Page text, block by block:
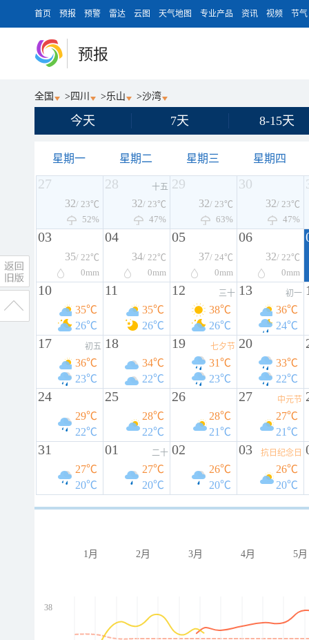
首页 预报 预警 雷达 云图 天气地图 专业产品 资讯 视频 节气
预报
全国 > 四川 >乐山 >沙湾
今天 7天 8-15天
星期一 星期二 星期三 星期四
27
32/ 23℃
52%
28 十五
32/ 23℃
47%
29
32/ 23℃
63%
30
32/ 23℃
47%
03
35/ 22℃
0mm
04
34/ 22℃
0mm
05
37/ 24℃
0mm
06
32/ 22℃
0mm
10
35℃
26℃
11
35℃
26℃
12 三十
38℃
26℃
13 初一
36℃
24℃
17 初五
36℃
23℃
18
34℃
22℃
19 七夕节
31℃
23℃
20
33℃
22℃
24
29℃
22℃
25
28℃
22℃
26
28℃
21℃
27 中元节
27℃
21℃
31
27℃
20℃
01 二十
27℃
20℃
02
26℃
20℃
03 抗日纪念日
26℃
20℃
1月 2月 3月 4月 5月
38